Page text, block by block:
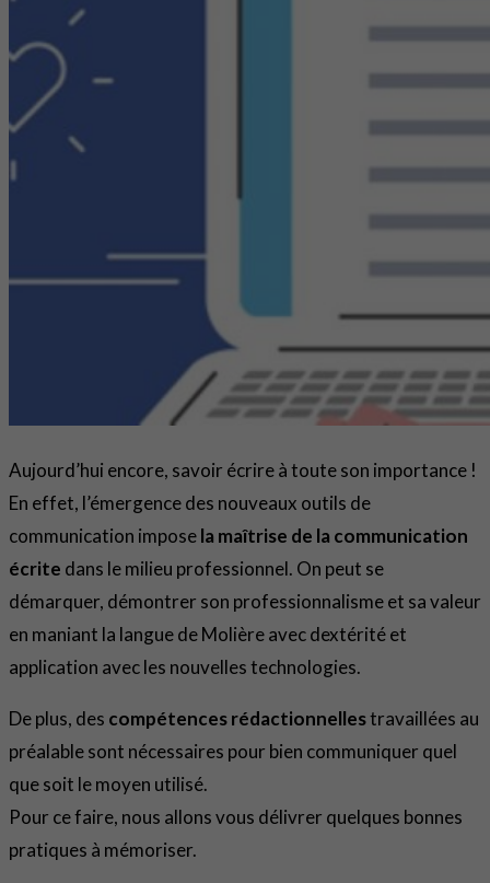
Aujourd’hui encore, savoir écrire à toute son importance !
En effet, l’émergence des nouveaux outils de
communication imposela maîtrise de la communication
écrite dans le milieu professionnel. On peut se
démarquer, démontrer son professionnalisme et sa valeur
en maniant la langue de Molière avec dextérité et
application avec les nouvelles technologies.
De plus, des compétences rédactionnellestravaillées au
préalable sont nécessaires pour bien communiquer quel
que soit le moyen utilisé.
Pour ce faire, nous allons vous délivrer quelques bonnes
pratiques à mémoriser.